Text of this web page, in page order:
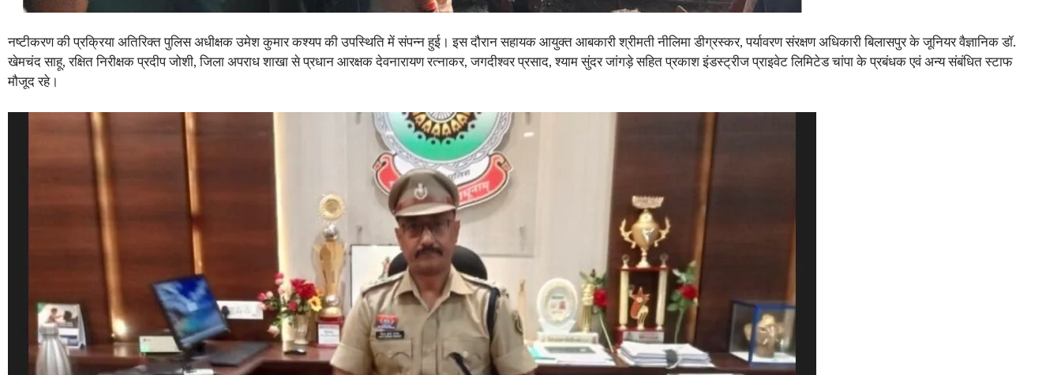
नष्टीकरण की प्रक्रिया अतिरिक्त पुलिस अधीक्षक उमेश कुमार कश्यप की उपस्थिति में संपन्न हुई। इस दौरान सहायक आयुक्त आबकारी श्रीमती नीलिमा डीग्रस्कर, पर्यावरण संरक्षण अधिकारी बिलासपुर के जूनियर वैज्ञानिक डॉ.
खेमचंद साहू, रक्षित निरीक्षक प्रदीप जोशी, जिला अपराध शाखा से प्रधान आरक्षक देवनारायण रत्नाकर, जगदीश्वर प्रसाद, श्याम सुंदर जांगड़े सहित प्रकाश इंडस्ट्रीज प्राइवेट लिमिटेड चांपा के प्रबंधक एवं अन्य संबंधित स्टाफ
मौजूद रहे।